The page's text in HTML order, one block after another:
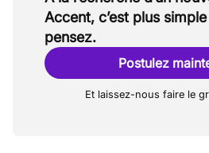
Accent, c’est plus
pensez.
Postulez
Et laissez-nous faire le